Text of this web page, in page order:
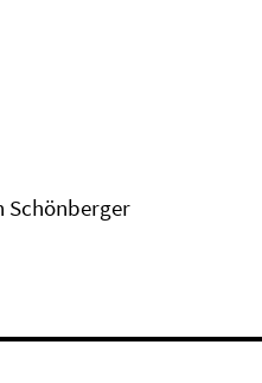
Schönberger